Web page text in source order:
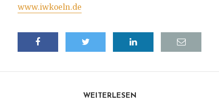
www.iwkoeln.de
WEITERLESEN